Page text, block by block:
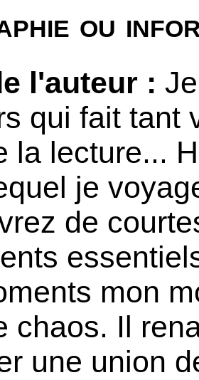
ou
l'auteur :
qui fait tant
la lecture...
je
de
mon
chaos. Il
une union